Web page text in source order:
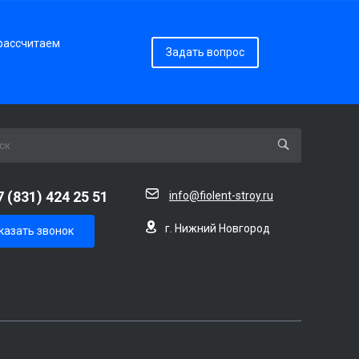
Задать вопрос
(831) 424 25 51
звонок
info@fiolent-stroy.ru
г. Нижний Новгород